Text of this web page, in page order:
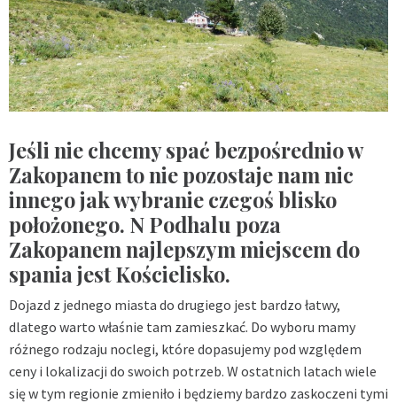
Jeśli nie chcemy spać bezpośrednio w
Zakopanem to nie pozostaje nam nic
innego jak wybranie czegoś blisko
położonego. N Podhalu poza
Zakopanem najlepszym miejscem do
spania jest Kościelisko.
Dojazd z jednego miasta do drugiego jest bardzo łatwy,
dlatego warto właśnie tam zamieszkać. Do wyboru mamy
różnego rodzaju noclegi, które dopasujemy pod względem
ceny i lokalizacji do swoich potrzeb. W ostatnich latach wiele
się w tym regionie zmieniło i będziemy bardzo zaskoczeni tymi